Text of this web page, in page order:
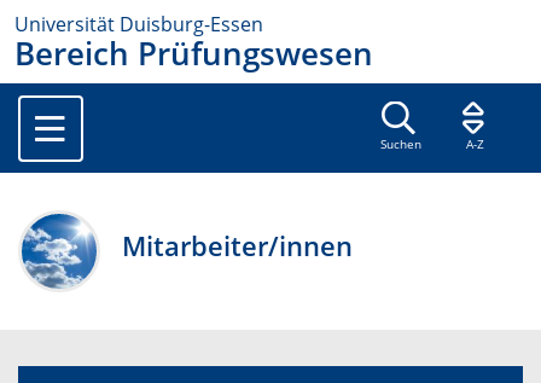
Universität Duisburg-Essen
Bereich Prüfungswesen
Suchen A-Z
Mitarbeiter/innen